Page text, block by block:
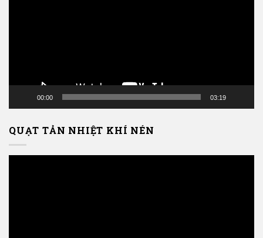
00:00 03:19
QUẠT TẢN NHIỆT KHÍ NÉN